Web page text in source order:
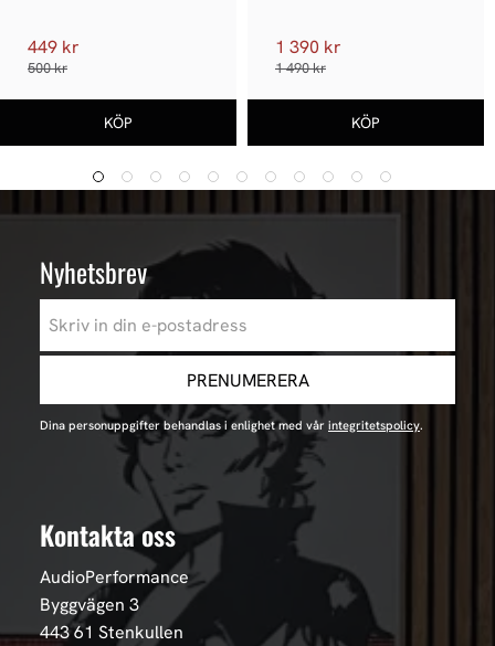
449 kr
500 kr
1 390 kr
1 490 kr
Nyhetsbrev
PRENUMERERA
Dina personuppgifter behandlas i enlighet med vår integritetspolicy.
Kontakta oss
AudioPerformance
Byggvägen 3
443 61 Stenkullen